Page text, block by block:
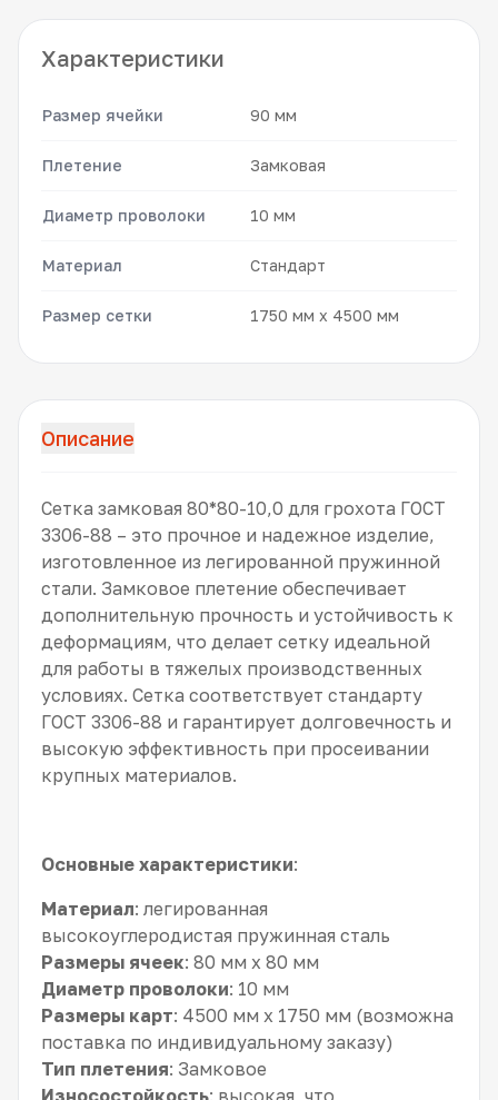
Характеристики
Размер ячейки 90 мм
Плетение Замковая
Диаметр проволоки 10 мм
Материал Стандарт
Размер сетки 1750 мм x 4500 мм
Описание
Сетка замковая 80*80-10,0 для грохота ГОСТ
3306-88 – это прочное и надежное изделие,
изготовленное из легированной пружинной
стали. Замковое плетение обеспечивает
дополнительную прочность и устойчивость к
деформациям, что делает сетку идеальной
для работы в тяжелых производственных
условиях. Сетка соответствует стандарту
ГОСТ 3306-88 и гарантирует долговечность и
высокую эффективность при просеивании
крупных материалов.
Основные характеристики:
Материал: легированная
высокоуглеродистая пружинная сталь
Размеры ячеек: 80 мм x 80 мм
Диаметр проволоки: 10 мм
Размеры карт: 4500 мм x 1750 мм (возможна
поставка по индивидуальному заказу)
Тип плетения: Замковое
Износостойкость: высокая, что